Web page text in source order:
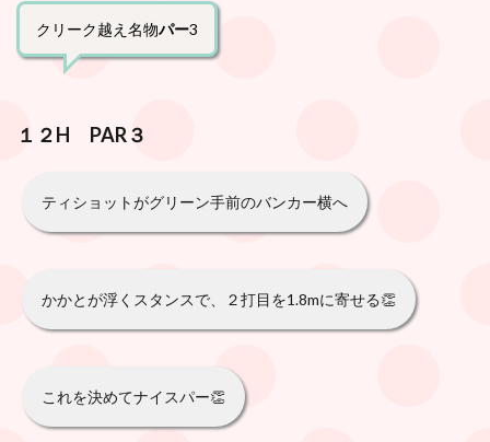
クリーク越え名物パー3
１２H PAR３
ティショットがグリーン手前のバンカー横へ
かかとが浮くスタンスで、２打目を1.8mに寄せる👏
これを決めてナイスパー👏